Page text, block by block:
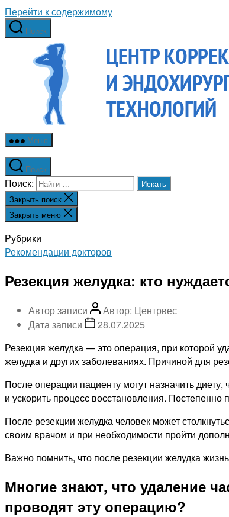
Перейти к содержимому
Поиск
Меню
Поиск
Поиск:
Закрыть поиск
Закрыть меню
Рубрики
Рекомендации докторов
Резекция желудка: кто
Автор записи Автор: Центрвес
Дата записи
28.07.2025
Резекция желудка — это операция, при которой
желудка и других заболеваниях. Причиной для
После операции пациенту могут назначить
и ускорить процесс восстановления.
После резекции желудка человек может
своим врачом и при необходимости пройти
Важно помнить, что после резекции желудка
Многие знают, что удаление
проводят эту операцию?